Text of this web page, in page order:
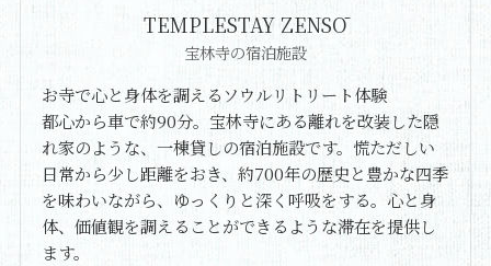
TEMPLESTAY ZENSŌ
宝林寺の宿泊施設
お寺で心と身体を調えるソウルリトリート体験
都心から車で約90分。宝林寺にある離れを改装した隠
れ家のような、一棟貸しの宿泊施設です。慌ただしい
日常から少し距離をおき、約700年の歴史と豊かな四季
を味わいながら、ゆっくりと深く呼吸をする。心と身
体、価値観を調えることができるような滞在を提供し
ます。